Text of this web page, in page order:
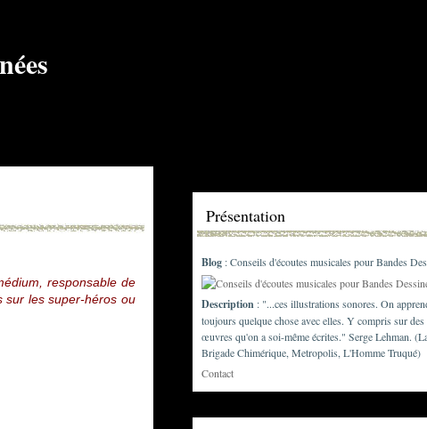
responsable de
sur les super-héros ou
Présentation
Blog : Conseils d'écoutes musicales pour Bandes
Description : "...ces illustrations sonores. On
toujours quelque chose avec elles. Y compris sur des
œuvres qu'on a soi-même écrites." Serge Lehman.
Brigade Chimérique, Metropolis, L'Homme Truqué)
Contact